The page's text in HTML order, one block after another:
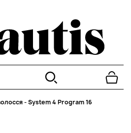
-System 4 Program 16